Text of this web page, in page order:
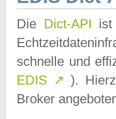
Die Dict-API ist
schnelle und
EDIS ↗ ).
Broker